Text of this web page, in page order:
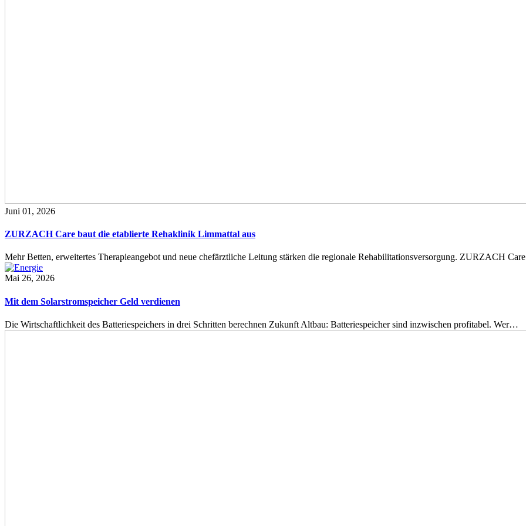
Juni 01, 2026
ZURZACH Care baut die etablierte Rehaklinik Limmattal aus
Mehr Betten, erweitertes Therapieangebot und neue chefärztliche Leitung stärken die regionale Rehabilitationsversorgung. ZURZACH
Mai 26, 2026
Mit dem Solarstromspeicher Geld verdienen
Die Wirtschaftlichkeit des Batteriespeichers in drei Schritten berechnen Zukunft Altbau: Batteriespeicher sind inzwischen profitabel. Wer…